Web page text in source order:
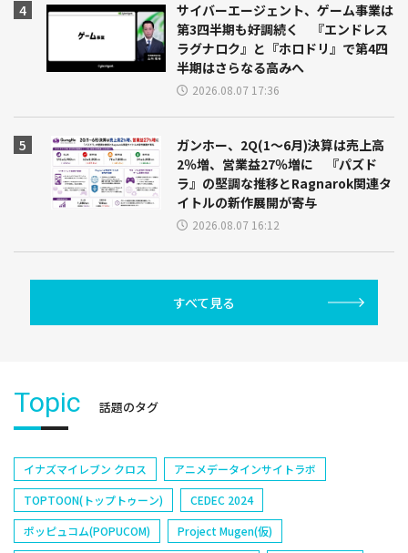
サイバーエージェント、ゲーム事業は
第3四半期も好調続く 『エンドレス
ラグナロク』と『ホロドリ』で第4四
半期はさらなる高みへ
2026.08.07 17:36
ガンホー、2Q(1～6月)決算は売上高
2％増、営業益27％増に 『パズド
ラ』の堅調な推移とRagnarok関連タ
イトルの新作展開が寄与
2026.08.07 16:12
すべて見る
Topic 話題のタグ
イナズマイレブン クロス
アニメデータインサイトラボ
TOPTOON(トップトゥーン)
CEDEC 2024
ポッピュコム(POPUCOM)
Project Mugen(仮)